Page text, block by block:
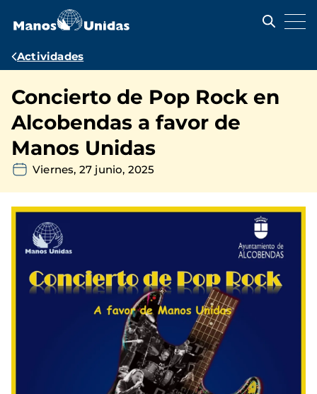
contenido
Ruta
navegación
Actividades
Concierto de Pop Rock en
Alcobendas a favor de
Manos Unidas
Viernes, 27 junio, 2025